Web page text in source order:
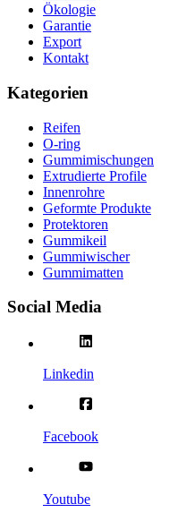
Ökologie
Garantie
Export
Kontakt
Kategorien
Reifen
O-ring
Gummimischungen
Extrudierte Profile
Innenrohre
Geformte Produkte
Protektoren
Gummikeil
Gummiwischer
Gummimatten
Social Media
Linkedin
Facebook
Youtube